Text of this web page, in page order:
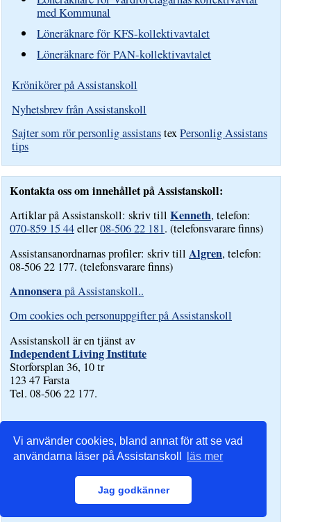
Vi använder cookies, bland annat för att se vad
användarna läser på Assistanskoll
läs mer
Jag godkänner
med Kommunal
Löneräknare för KFS-kollektivavtalet
Löneräknare för PAN-kollektivavtalet
Krönikörer på Assistanskoll
Nyhetsbrev från Assistanskoll
Sajter som rör personlig assistanstexPersonlig Assistans
tips
Kontakta oss om innehållet på Assistanskoll:
Artiklar på Assistanskoll: skriv tillKenneth, telefon:
070-859 15 44eller08-506 22 181. (telefonsvarare finns)
Assistansanordnarnas profiler: skriv tillAlgren, telefon:
08-506 22 177. (telefonsvarare finns)
Annonserapå Assistanskoll..
Om cookies och personuppgifter på Assistanskoll
Assistanskoll är en tjänst av
Independent Living Institute
Storforsplan 36, 10 tr
123 47 Farsta
Tel. 08-506 22 177.